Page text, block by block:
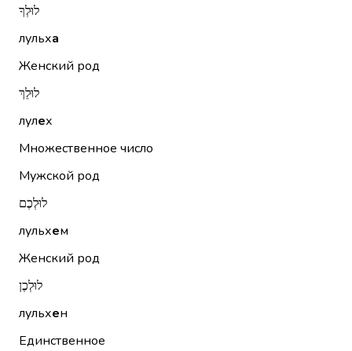
לוּלְךָ
лульха
Женский род
לוּלֵךְ
лулех
Множественное число
Мужской род
לוּלְכֶם
лульхем
Женский род
לוּלְכֶן
лульхен
Единственное